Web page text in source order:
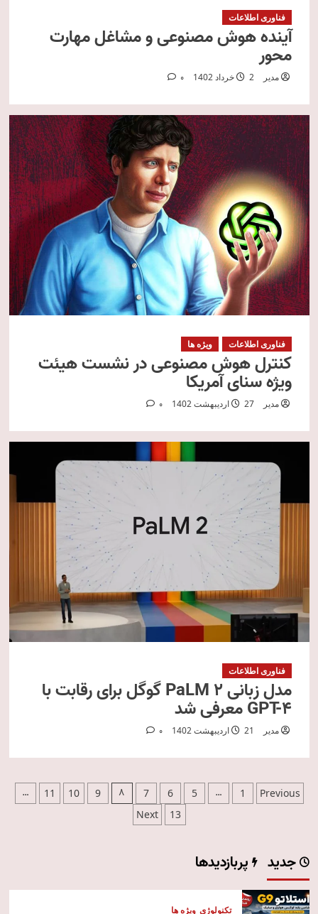
فناوری اطلاعات
آینده هوش مصنوعی و مشاغل مهارت
محور
مدیر 2 خرداد 1402 0
فناوری اطلاعات ویژه ها
کنترل هوش مصنوعی در نشست هیئت
ویژه سنای آمریکا
مدیر 27 اردیبهشت 1402 0
فناوری اطلاعات
مدل زبانی PaLM 2 گوگل برای رقابت با
GPT-4 معرفی شد
مدیر 21 اردیبهشت 1402 0
صفحه‌بندی
Previous
1
…
5
6
7
8
9
10
11
…
13
Next
جدید پربازدیدها
تکنولوژی ویژه ها